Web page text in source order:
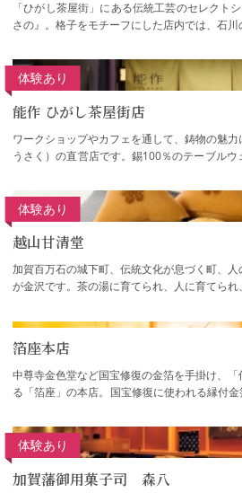
「ひがし茶屋街」にある伝統工芸のセレクト
さの』。格子をモチーフにした店内では、石
能作 ひがし茶屋街店
体験あり
ワークショップやカフェを通して、鋳物の魅
うさく）の直営店です。錫100％のテーブルウ
越山甘清堂
体験あり
加賀百万石の城下町、伝統文化が息づく町、
が金沢です。茶の湯に育てられ、人に育てら
箔座本店
中尊寺金色堂など国宝修復の金箔を手掛け、
る「箔座」の本店。国宝修復に使われる縁付
加賀藩御用菓子司 森八
体験あり